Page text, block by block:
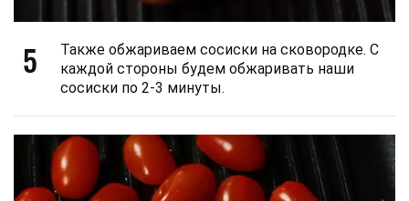
5
Также обжариваем сосиски на сковородке. С
каждой стороны будем обжаривать наши
сосиски по 2-3 минуты.